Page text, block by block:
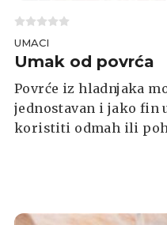
UMACI
Umak od povrća
Povrće iz hladnjaka
jednostavan i jako fin
koristiti odmah ili